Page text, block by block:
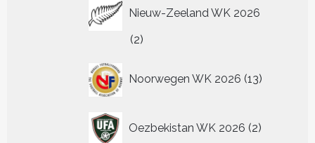
Nieuw-Zeeland WK 2026
22
Noorwegen WK 2026 13
producten
Oezbekistan WK 2026 2
producten